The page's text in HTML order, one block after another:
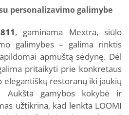
personalizavimo galimybe
, gaminama Mextra, siūlo
galimybes – galima rinktis
apmuštą sėdynę. Dėl
pritaikyti prie konkretaus
elegantiškų restoranų iki jaukių
Aukšta gamybos kokybė ir
užtikrina, kad lenkta LOOMI